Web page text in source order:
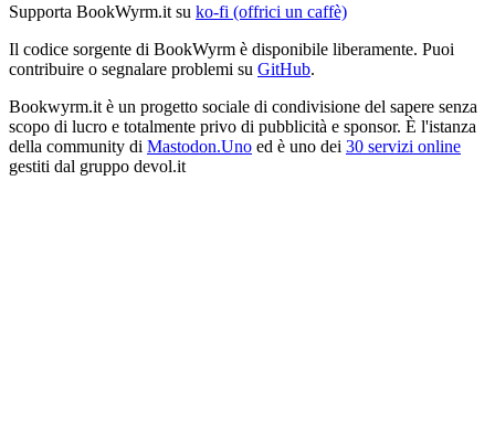
Supporta BookWyrm.it su ko-fi (offrici un caffè)
Il codice sorgente di BookWyrm è disponibile liberamente. Puoi
contribuire o segnalare problemi su GitHub.
Bookwyrm.it è un progetto sociale di condivisione del sapere senza
scopo di lucro e totalmente privo di pubblicità e sponsor. È l'istanza
della community di Mastodon.Uno ed è uno dei 30 servizi online
gestiti dal gruppo devol.it